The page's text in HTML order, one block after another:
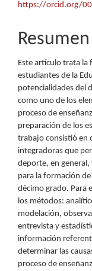
https://orcid.org/
Resumen
Este artículo trata
estudiantes de la
potencialidades del
como uno de los
proceso de
preparación de los
trabajo consistió en
integradoras que
deporte, en general,
para la formación
décimo grado. Para
los métodos:
modelación,
entrevista y
información
determinar las
proceso de